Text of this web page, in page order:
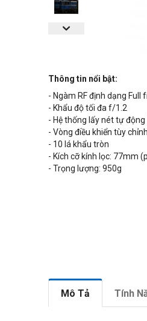
Thông tin nổi bật:
- Ngàm RF định dạng Full
- Khẩu độ tối đa f/1.2
- Hệ thống lấy nét tự động
- Vòng điều khiển tùy chỉnh
- 10 lá khẩu tròn
- Kích cỡ kính lọc: 77mm
- Trọng lượng: 950g
Mô Tả Tính